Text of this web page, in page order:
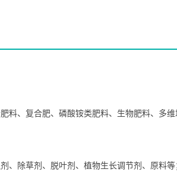
料、复合肥、磷酸铵类肥料、生物肥料、多
、除草剂、脱叶剂、植物生长调节剂、原料等